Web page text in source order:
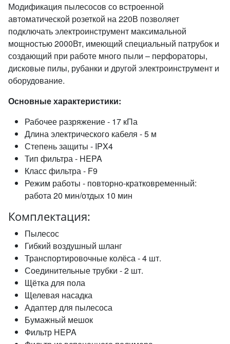
Модификация пылесосов со встроенной
автоматической розеткой на 220В позволяет
подключать электроинструмент максимальной
мощностью 2000Вт, имеющий специальный патрубок и
создающий при работе много пыли – перфораторы,
дисковые пилы, рубанки и другой электроинструмент и
оборудование.
Основные характеристики:
Рабочее разряжение - 17 кПа
Длина электрического кабеля - 5 м
Степень защиты - IPX4
Тип фильтра - HEPA
Класс фильтра - F9
Режим работы - повторно-кратковременный:
работа 20 мин/отдых 10 мин
Комплектация:
Пылесос
Гибкий воздушный шланг
Транспортировочные колёса - 4 шт.
Соединительные трубки - 2 шт.
Щётка для пола
Щелевая насадка
Адаптер для пылесоса
Бумажный мешок
Фильтр HEPA